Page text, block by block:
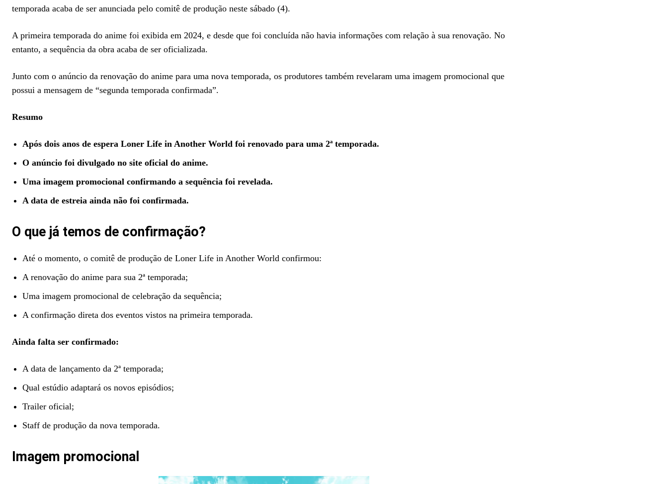
temporada acaba de ser anunciada pelo comitê de produção neste sábado (4).
A primeira temporada do anime foi exibida em 2024, e desde que foi concluída não havia informações com relação à sua renovação. No
entanto, a sequência da obra acaba de ser oficializada.
Junto com o anúncio da renovação do anime para uma nova temporada, os produtores também revelaram uma imagem promocional que
possui a mensagem de “segunda temporada confirmada”.
Resumo
Após dois anos de espera Loner Life in Another World foi renovado para uma 2ª temporada.
O anúncio foi divulgado no site oficial do anime.
Uma imagem promocional confirmando a sequência foi revelada.
A data de estreia ainda não foi confirmada.
O que já temos de confirmação?
Até o momento, o comitê de produção de Loner Life in Another World confirmou:
A renovação do anime para sua 2ª temporada;
Uma imagem promocional de celebração da sequência;
A confirmação direta dos eventos vistos na primeira temporada.
Ainda falta ser confirmado:
A data de lançamento da 2ª temporada;
Qual estúdio adaptará os novos episódios;
Trailer oficial;
Staff de produção da nova temporada.
Imagem promocional